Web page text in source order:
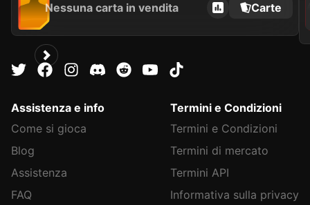
Nessuna carta in vendita Carte
Assistenza e info
Come si gioca
Blog
Assistenza
FAQ
Termini e Condizioni
Termini e Condizioni
Termini di mercato
Termini API
Informativa sulla privacy